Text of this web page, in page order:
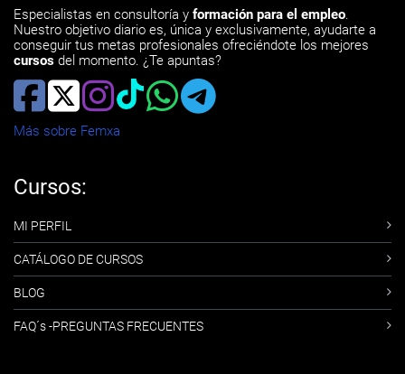
Especialistas en consultoría y formación para el empleo.
Nuestro objetivo diario es, única y exclusivamente, ayudarte a
conseguir tus metas profesionales ofreciéndote los mejores
cursos del momento. ¿Te apuntas?
Más sobre Femxa
Cursos:
MI PERFIL
CATÁLOGO DE CURSOS
BLOG
FAQ´s -PREGUNTAS FRECUENTES